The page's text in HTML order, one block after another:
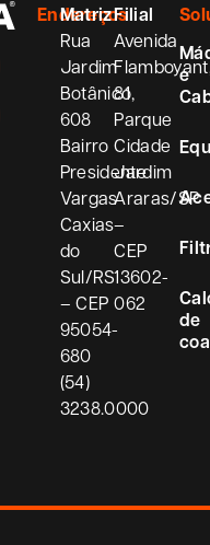
Endereços
Matriz
Rua
Jardim
Botânico,
608
Bairro
Presidente
Vargas
Caxias
do
Sul/RS
– CEP
95054-
680
(54)
3238.0000
Filial
Avenida
81
Parque
Cidade
Jardim
Araras/SP
–
CEP
13602-
062
e
de